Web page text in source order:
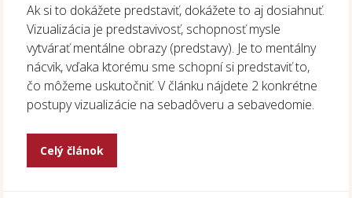
Ak si to dokážete predstaviť, dokážete to aj dosiahnuť.
Vizualizácia je predstavivosť, schopnosť mysle
vytvárať mentálne obrazy (predstavy). Je to mentálny
nácvik, vďaka ktorému sme schopní si predstaviť to,
čo môžeme uskutočniť. V článku nájdete 2 konkrétne
postupy vizualizácie na sebadôveru a sebavedomie.
Celý článok